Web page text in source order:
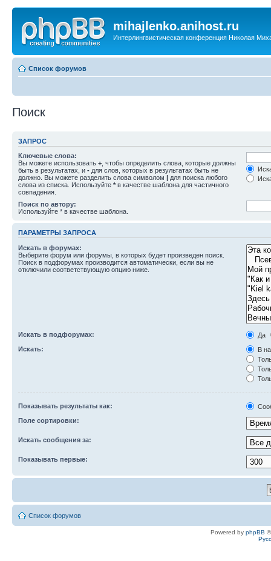
mihajlenko.anihost.ru
Интерлингвистическая конференция Николая
Список форумов
Поиск
ЗАПРОС
Ключевые слова:
Вы можете использовать + , чтобы определить слова, которые должны
быть в результатах, и - для слов, которых в результатах быть не
должно. Вы можете разделить слова символом | для поиска любого
слова из списка. Используйте * в качестве шаблона для частичного
совпадения.
Поиск по автору:
Используйте * в качестве шаблона.
ПАРАМЕТРЫ ЗАПРОСА
Искать в форумах:
Выберите форум или форумы, в которых будет произведен поиск.
Поиск в подфорумах производится автоматически, если вы не
отключили соответствующую опцию ниже.
Искать в подфорумах:
Да
Искать:
В
Показывать результаты как:
Поле сортировки:
Искать сообщения за:
Показывать первые:
Список форумов
Powered by phpBB